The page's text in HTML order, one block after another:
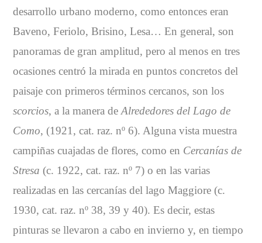
desarrollo urbano moderno, como entonces eran
Baveno, Feriolo, Brisino, Lesa… En general, son
panoramas de gran amplitud, pero al menos en tres
ocasiones centró la mirada en puntos concretos del
paisaje con primeros términos cercanos, son los
scorcios, a la manera deAlrededores del Lago de
Como, (1921, cat. raz. nº 6). Alguna vista muestra
campiñas cuajadas de flores, como en Cercanías de
Stresa (c. 1922, cat. raz. nº 7) o en las varias
realizadas en las cercanías del lago Maggiore (c.
1930, cat. raz. nº 38, 39 y 40). Es decir, estas
pinturas se llevaron a cabo en invierno y, en tiempo